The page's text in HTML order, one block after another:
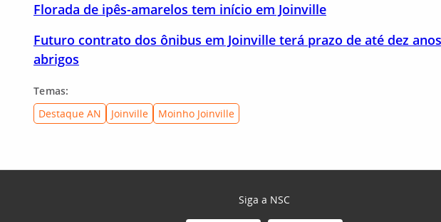
Florada de ipês-amarelos tem início em Joinville
Futuro contrato dos ônibus em Joinville terá prazo de até dez
abrigos
Temas:
Destaque AN
Joinville Moinho Joinville
Siga a NSC